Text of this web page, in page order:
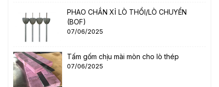
PHAO CHẮN XỈ LÒ THỔI/LÒ CHUYỂN
(BOF)
07/06/2025
Tấm gốm chịu mài mòn cho lò thép
07/06/2025